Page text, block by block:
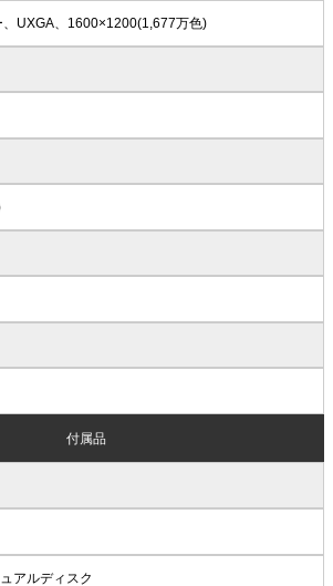
、UXGA、1600×1200(1,677万色)
付属品
アルディスク